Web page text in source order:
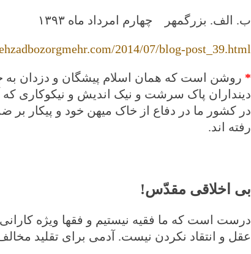
ب. الف. بزرگمهر چهارم امرداد ماه ۱۳۹۳
2014/07/blog-post_39.html
* روشن است که همان اسلام پیشگان و دزدان به
دینداران پاک سرشت و نیک اندیش و نیکوکاری که
در کشور ما در دفاع از خاک میهن خود و پیکار بر
رفته اند.
بی‌ اخلاقی‌ مقدّس!
درست است که ما فقیه نیستیم و فقها ویژه
عقل و انتقاد نکردن نیست. آدمی برای تقلید